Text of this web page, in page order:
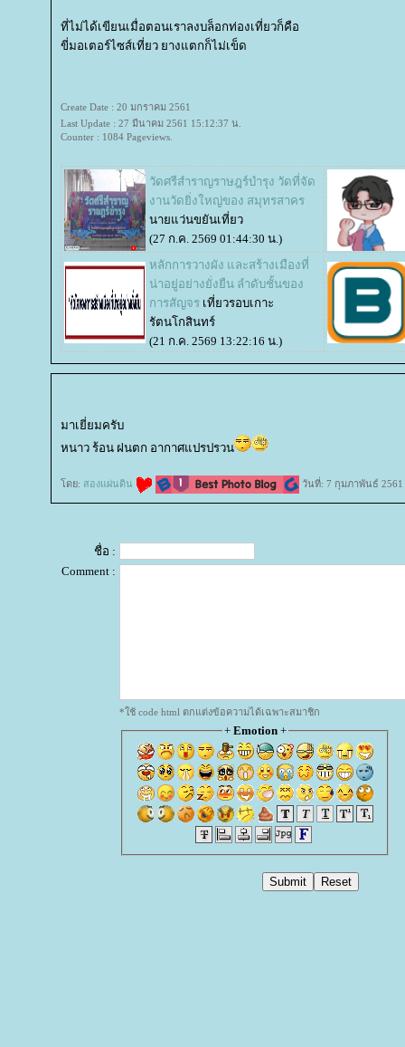
ที่ไม่ได้เขียนเมื่อตอนเราลงบล็อกท่องเที่ยวก็คือ
ขี่มอเตอร์ไซส์เที่ยว ยางแตกก็ไม่เข็ด
Create Date : 20 มกราคม 2561
Last Update : 27 มีนาคม 2561 15:12:37 น.
Counter : 1084 Pageviews.
วัดศรีสำราญราษฎร์บำรุง วัดที่จัด
งานวัดยิ่งใหญ่ของ สมุทรสาคร
นายแว่นขยันเที่ยว
(27 ก.ค. 2569 01:44:30 น.)
หลักการวางผัง และสร้างเมืองที่
น่าอยู่อย่างยั่งยืน ลำดับชั้นของ
การสัญจร เที่ยวรอบเกาะ
รัตนโกสินทร์
(21 ก.ค. 2569 13:22:16 น.)
มาเยี่ยมครับ
หนาว ร้อน ฝนตก อากาศแปรปรวน
ดย: สองแผ่นดิน วันที่: 7 กุมภาพันธ์ 2561
ชื่อ :
Comment :
*ใช้ code html ตกแต่งข้อความได้เฉพาะสมาชิก
+ Emotion+